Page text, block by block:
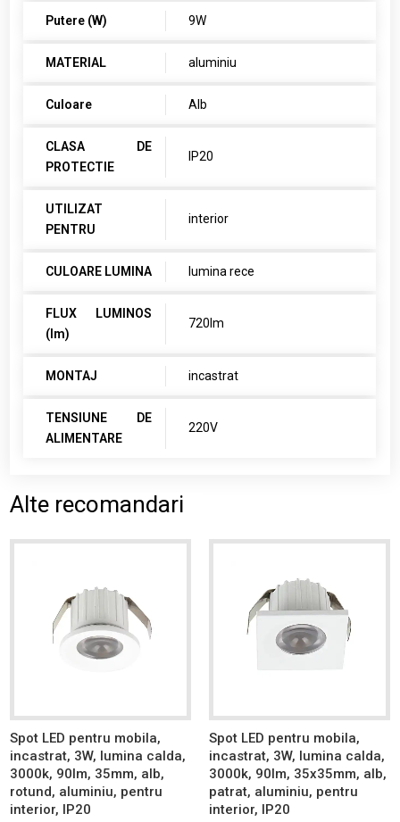
Putere (W) 9W
MATERIAL aluminiu
Culoare Alb
CLASA DE
PROTECTIE
IP20
UTILIZAT
PENTRU
interior
CULOARE LUMINA lumina rece
FLUX LUMINOS
(lm)
720lm
MONTAJ incastrat
TENSIUNE DE
ALIMENTARE
220V
Alte recomandari
Spot LED pentru mobila,
incastrat, 3W, lumina calda,
3000k, 90lm, 35mm, alb,
rotund, aluminiu, pentru
interior, IP20
Spot LED pentru mobila,
incastrat, 3W, lumina calda,
3000k, 90lm, 35x35mm, alb,
patrat, aluminiu, pentru
interior, IP20